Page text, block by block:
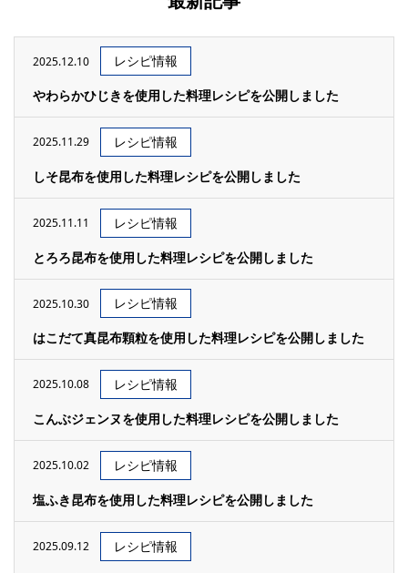
2025.12.10
レシピ情報
やわらかひじきを使用した料理レシピを公開しました
2025.11.29
レシピ情報
しそ昆布を使用した料理レシピを公開しました
2025.11.11
レシピ情報
とろろ昆布を使用した料理レシピを公開しました
2025.10.30
レシピ情報
はこだて真昆布顆粒を使用した料理レシピを公開しました
2025.10.08
レシピ情報
こんぶジェンヌを使用した料理レシピを公開しました
2025.10.02
レシピ情報
塩ふき昆布を使用した料理レシピを公開しました
2025.09.12
レシピ情報